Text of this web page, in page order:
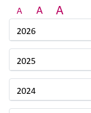
A A A
2026
2025
2024